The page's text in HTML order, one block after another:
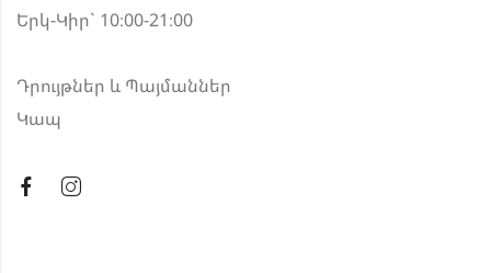
Երկ-Կիր` 10։00-21։00
Դրույթներ և Պայմաններ
Կապ